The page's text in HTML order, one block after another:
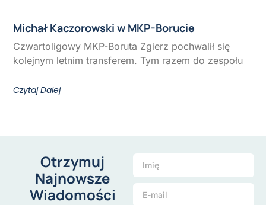
Michał Kaczorowski w MKP-Borucie
Czwartoligowy MKP-Boruta Zgierz pochwalił się
kolejnym letnim transferem. Tym razem do zespołu
Czytaj Dalej
Otrzymuj
Najnowsze
Wiadomości